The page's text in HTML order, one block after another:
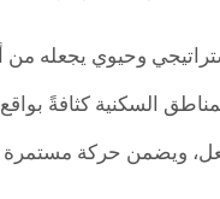
وحيوي يجعله من
ويضمن حركة